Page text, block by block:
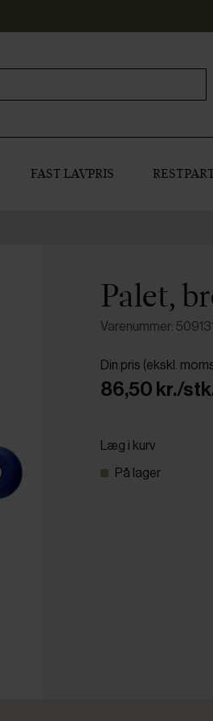
FAST LAVPRIS
Palet,
Varenummer:
Din pris (ekskl.
86,50 kr./
Læg i kurv
På lager